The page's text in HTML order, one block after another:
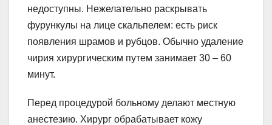
недоступны. Нежелательно раскрывать
фурункулы на лице скальпелем: есть риск
появления шрамов и рубцов. Обычно удаление
чирия хирургическим путем занимает 30 – 60
минут.
Перед процедурой больному делают местную
анестезию. Хирург обрабатывает кожу